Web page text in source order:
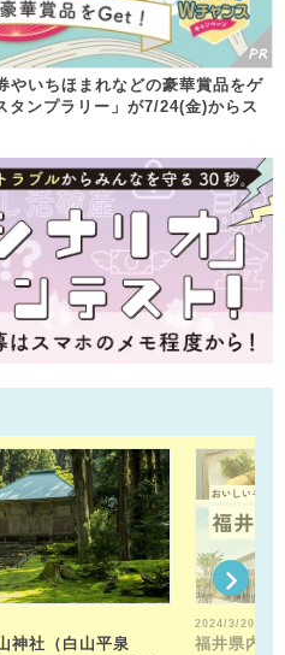
やいちほまれなどの豪華賞品をゲ
タンプラリー」が7/24(金)からス
神社（白山平泉
2024/3/20
福井県内の